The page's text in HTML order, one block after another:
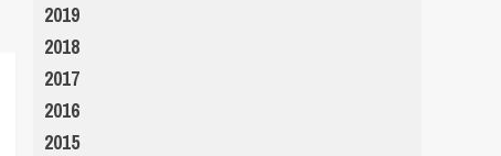
2019
2018
2017
2016
2015